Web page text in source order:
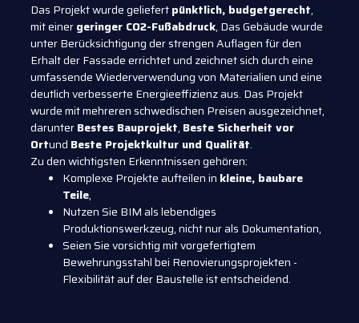
Das Projekt wurde geliefertpünktlich, budgetgerecht,
mit einergeringer CO2-Fußabdruck, Das Gebäude wurde
unter Berücksichtigung der strengen Auflagen für den
Erhalt der Fassade errichtet und zeichnet sich durch eine
umfassende Wiederverwendung von Materialien und eine
deutlich verbesserte Energieeffizienz aus. Das Projekt
wurde mit mehreren schwedischen Preisen ausgezeichnet,
darunterBestes Bauprojekt, Beste Sicherheit vor
Ortund Beste Projektkultur und Qualität.
Zu den wichtigsten Erkenntnissen gehören:
Komplexe Projekte aufteilen in kleine, baubare
Teile,
Nutzen Sie BIM als lebendiges
Produktionswerkzeug, nicht nur als Dokumentation,
Seien Sie vorsichtig mit vorgefertigtem
Bewehrungsstahl bei Renovierungsprojekten -
Flexibilität auf der Baustelle ist entscheidend.